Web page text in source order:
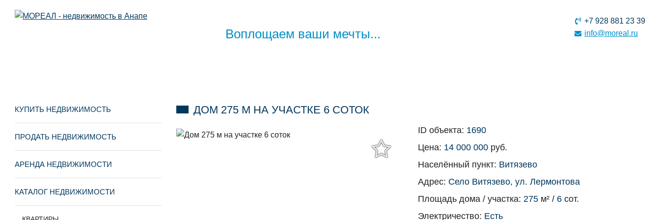
Воплощаем ваши мечты...
+7 928 881 23 39
info@moreal.ru
КУПИТЬ НЕДВИЖИМОСТЬ
ПРОДАТЬ НЕДВИЖИМОСТЬ
АРЕНДА НЕДВИЖИМОСТИ
КАТАЛОГ НЕДВИЖИМОСТИ
ДОМ 275 М НА УЧАСТКЕ 6 СОТОК
ID объекта: 1690
Цена: 14 000 000 руб.
Населённый пункт: Витязево
Адрес: Село Витязево, ул. Лермонтова
Площадь дома / участка:275 м² / 6 сот.
Электричество: Есть